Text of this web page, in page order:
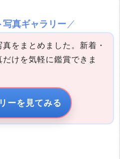
真ギャラリー
をまとめました。新着・
けを気軽に鑑賞できま
ーを見てみる